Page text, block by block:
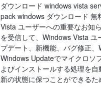
ダウンロード windows vista
pack windows ダウンロード
Vista ユーザーへの重要なお知
を受信して、Windows Vista
プデート、新機能、バグ修正
Windows Updateでマイクロソ
よびインストールする処理を
新の状態に保つことができる